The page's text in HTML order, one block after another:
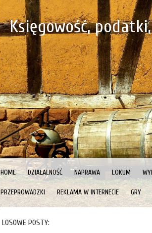
HOME DZIAŁALNOŚĆ NAPRAWA LOKUM
PRZEPROWADZKI REKLAMA W INTERNECIE GRY
Księgowość,
LOSOWE POSTY: